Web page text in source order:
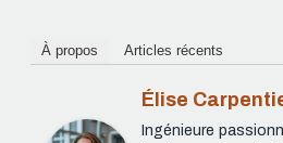
À propos Articles récents
Élise
Ingénieure